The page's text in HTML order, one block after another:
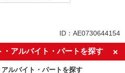
・。○。・゜
い可能（規程有）★ ゜・。○。・゜
詳細を見る
ボーナス・賞与あり
車通勤OK
社会保険あり
ID：AE0730644154
・アルバイト・パートを探す
ルバイト・パートを探す